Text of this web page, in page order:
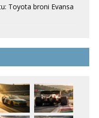
Toyota broni Evansa